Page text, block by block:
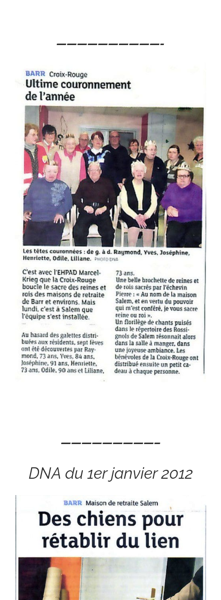
——————————-
—————————–
DNA du 1er janvier 2012